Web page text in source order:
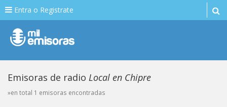
Entra o Registrate
Emisoras de radio Local en Chipre
»en total 1 emisoras encontradas